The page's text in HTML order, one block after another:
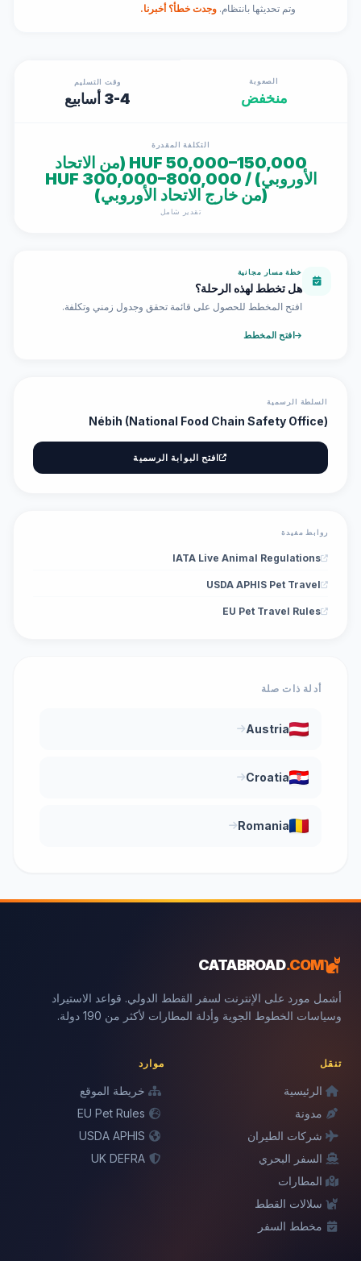
وتم تحديثها بانتظام. وجدت خطأ؟ أخبرنا.
الصعوبة
منخفض
وقت التسليم
3-4 أسابيع
التكلفة المقدرة
HUF 50,000–150,000 (من الاتحاد
الأوروبي) / HUF 300,000–800,000
(من خارج الاتحاد الأوروبي)
تقدير شامل
خطة مسار مجانية
هل تخطط لهذه الرحلة؟
افتح المخطط للحصول على قائمة تحقق وجدول زمني وتكلفة.
افتح المخطط
السلطة الرسمية
Nébih (National Food Chain Safety Office)
افتح البوابة الرسمية
روابط مفيدة
IATA Live Animal Regulations
USDA APHIS Pet Travel
EU Pet Travel Rules
أدلة ذات صلة
Austria
Croatia
Romania
CATABROAD.COM
أشمل مورد على الإنترنت لسفر القطط الدولي. قواعد الاستيراد
وسياسات الخطوط الجوية وأدلة المطارات لأكثر من 190 دولة.
تنقل
الرئيسية
مدونة
شركات الطيران
السفر البحري
المطارات
سلالات القطط
مخطط السفر
موارد
خريطة الموقع